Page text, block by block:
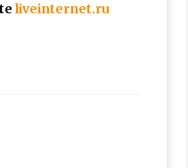
liveinternet.ru